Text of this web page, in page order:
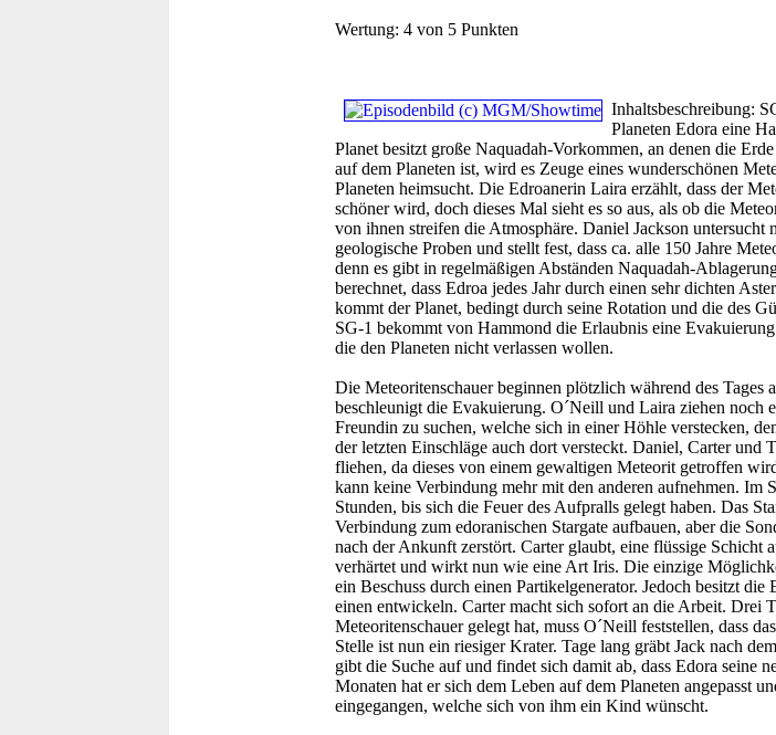
Wertung: 4 von 5 Punkten
Inhaltsbeschreibung:
Planeten Edora eine
Planet besitzt große Naquadah-Vorkommen, an denen die
auf dem Planeten ist, wird es Zeuge eines wunderschönen
Planeten heimsucht. Die Edroanerin Laira erzählt, dass der
schöner wird, doch dieses Mal sieht es so aus, als ob die
von ihnen streifen die Atmosphäre. Daniel Jackson untersucht
geologische Proben und stellt fest, dass ca. alle 150 Jahre
denn es gibt in regelmäßigen Abständen Naquadah-
berechnet, dass Edroa jedes Jahr durch einen sehr dichten
kommt der Planet, bedingt durch seine Rotation und die des
SG-1 bekommt von Hammond die Erlaubnis eine
die den Planeten nicht verlassen wollen.
Die Meteoritenschauer beginnen plötzlich während des Tages
beschleunigt die Evakuierung. O´Neill und Laira ziehen noch
Freundin zu suchen, welche sich in einer Höhle verstecken,
der letzten Einschläge auch dort versteckt. Daniel, Carter und
fliehen, da dieses von einem gewaltigen Meteorit getroffen
kann keine Verbindung mehr mit den anderen aufnehmen. Im
Stunden, bis sich die Feuer des Aufpralls gelegt haben. Das
Verbindung zum edoranischen Stargate aufbauen, aber die
nach der Ankunft zerstört. Carter glaubt, eine flüssige Schicht
verhärtet und wirkt nun wie eine Art Iris. Die einzige
ein Beschuss durch einen Partikelgenerator. Jedoch besitzt die
einen entwickeln. Carter macht sich sofort an die Arbeit. Drei
Meteoritenschauer gelegt hat, muss O´Neill feststellen, dass
Stelle ist nun ein riesiger Krater. Tage lang gräbt Jack nach
gibt die Suche auf und findet sich damit ab, dass Edora seine
Monaten hat er sich dem Leben auf dem Planeten angepasst
eingegangen, welche sich von ihm ein Kind wünscht.